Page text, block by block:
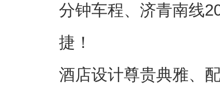
分钟车程、济青南线
捷！
酒店设计尊贵典雅、